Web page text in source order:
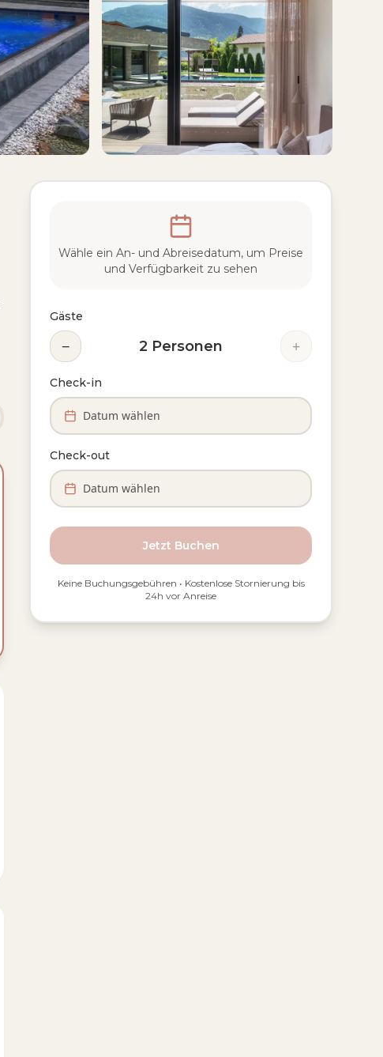
Wähle ein An- und Abreisedatum, um Preise
und Verfügbarkeit zu sehen
Gäste
− 2 Personen +
Check-in
Datum wählen
Check-out
Datum wählen
Jetzt Buchen
Keine Buchungsgebühren • Kostenlose Stornierung bis
24h vor Anreise